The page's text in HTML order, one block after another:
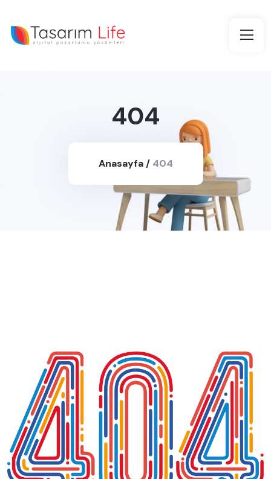
404
Anasayfa / 404